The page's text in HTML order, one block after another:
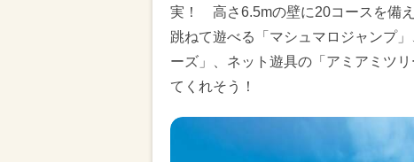
実！ 高さ6.5mの壁に20コースを備
跳ねて遊べる「マシュマロジャンプ
ーズ」、ネット遊具の「アミアミツ
てくれそう！